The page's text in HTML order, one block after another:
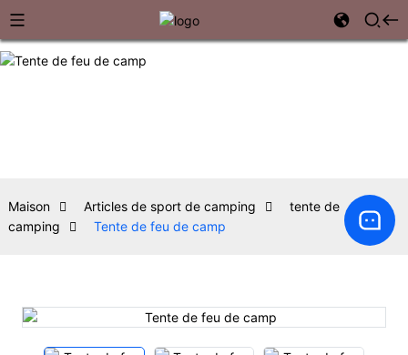
Maison Articles de sport de camping
tente de
camping
Tente de feu de camp